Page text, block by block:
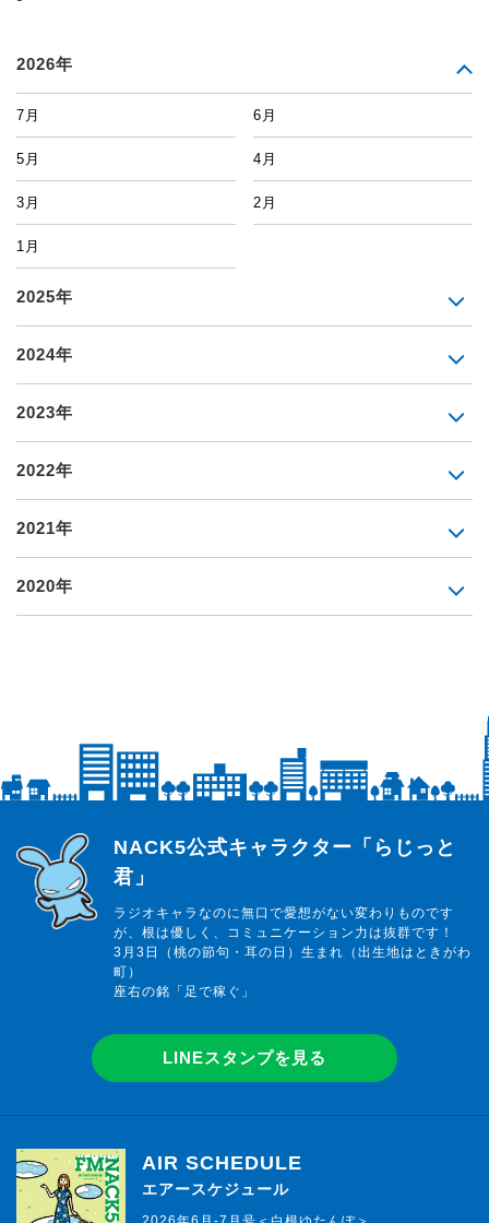
2026年
7月 6月
5月 4月
3月 2月
1月
2025年
2024年
2023年
2022年
2021年
2020年
らじっと君
NACK5公式キャラクター「らじっと
君」
ラジオキャラなのに無口で愛想がない変わりものです
が、根は優しく、コミュニケーション力は抜群です！
3月3日（桃の節句・耳の日）生まれ（出生地はときがわ
町）
座右の銘「足で稼ぐ」
LINEスタンプを見る
AIR SCHEDULE
エアースケジュール